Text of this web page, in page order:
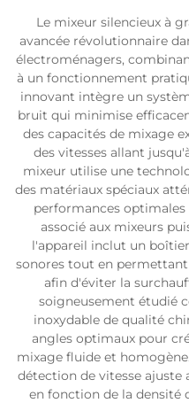
Le mixeur silencieux à
avancée révolutionnaire
électroménagers,
à un fonctionnement
innovant intègre un
bruit qui minimise
des capacités de mixage
des vitesses allant
mixeur utilise une
des matériaux spéciaux
performances
associé aux mixeurs
l'appareil inclut un
sonores tout en
afin d'éviter la
soigneusement étudié
inoxydable de qualité
angles optimaux pour
mixage fluide et
détection de vitesse
en fonction de la densité